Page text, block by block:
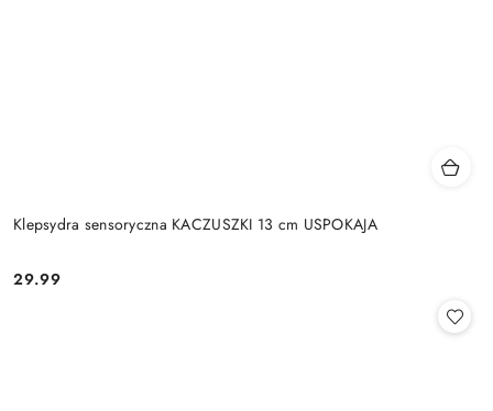
Klepsydra sensoryczna KACZUSZKI 13 cm USPOKAJA
Cena:
29.99